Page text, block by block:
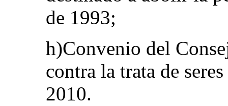
de 1993;
h)Convenio del
contra la trata de
2010.